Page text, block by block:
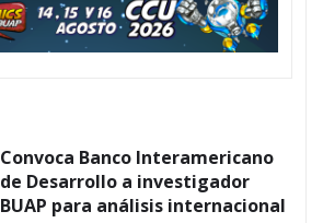
Convoca Banco Interamericano
de Desarrollo a investigador
BUAP para análisis internacional